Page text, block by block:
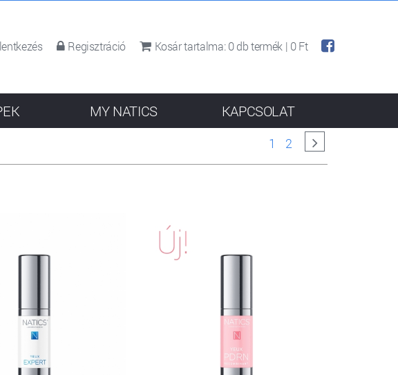
Regisztráció Kosár tartalma:0db termék | 0 Ft
1 2
MY NATICS KAPCSOLAT